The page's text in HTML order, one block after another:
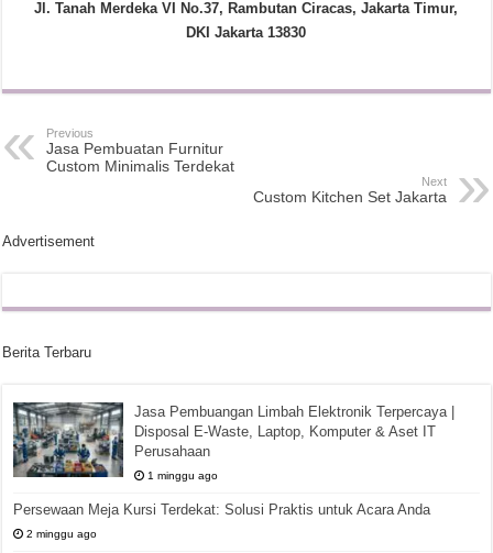
Jl. Tanah Merdeka VI No.37, Rambutan Ciracas, Jakarta Timur,
DKI Jakarta 13830
Previous
Jasa Pembuatan Furnitur
Custom Minimalis Terdekat
Next
Custom Kitchen Set Jakarta
Advertisement
Berita Terbaru
Jasa Pembuangan Limbah Elektronik Terpercaya |
Disposal E-Waste, Laptop, Komputer & Aset IT
Perusahaan
1 minggu ago
Persewaan Meja Kursi Terdekat: Solusi Praktis untuk Acara Anda
2 minggu ago